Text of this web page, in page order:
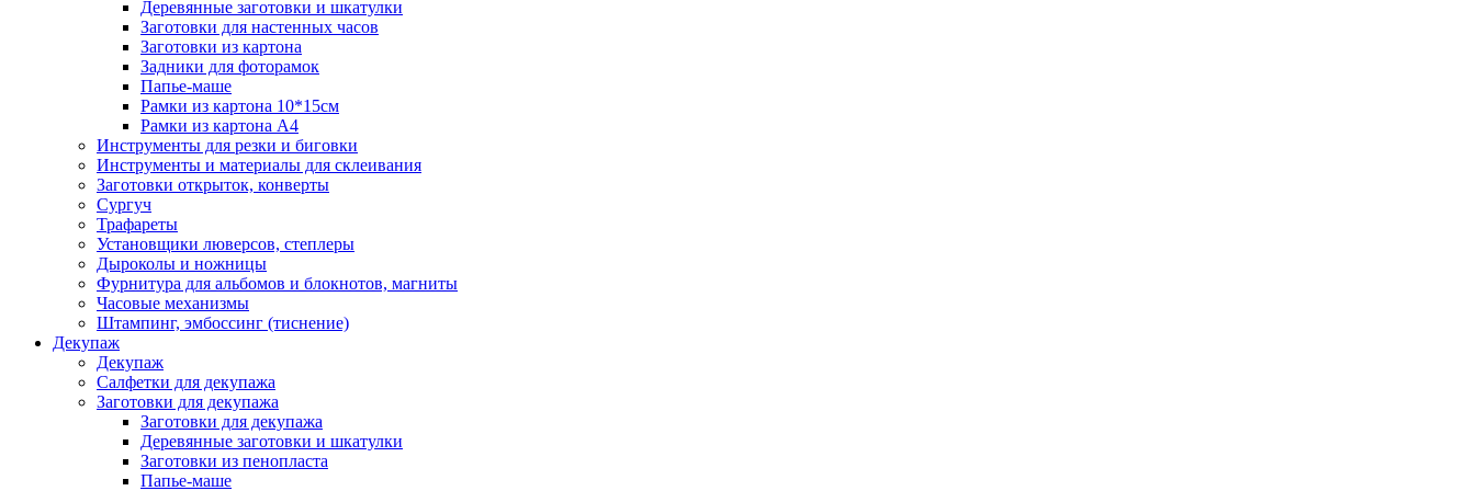
Деревянные заготовки и шкатулки
Заготовки для настенных часов
Заготовки из картона
Задники для фоторамок
Папье-маше
Рамки из картона 10*15см
Рамки из картона А4
Инструменты для резки и биговки
Инструменты и материалы для склеивания
Заготовки открыток, конверты
Сургуч
Трафареты
Установщики люверсов, степлеры
Дыроколы и ножницы
Фурнитура для альбомов и блокнотов, магниты
Часовые механизмы
Штампинг, эмбоссинг (тиснение)
Декупаж
Декупаж
Салфетки для декупажа
Заготовки для декупажа
Заготовки для декупажа
Деревянные заготовки и шкатулки
Заготовки из пенопласта
Папье-маше